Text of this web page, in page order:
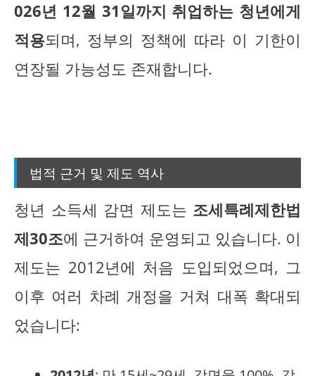
026년 12월 31일까지 취업하는 청년에게
적용되며, 정부의 정책에 따라 이 기한이
연장될 가능성도 존재합니다.
법적 근거 및 제도 역사
청년 소득세 감면 제도는 조세특례제한법
제30조에 근거하여 운영되고 있습니다. 이
제도는 2012년에 처음 도입되었으며, 그
이후 여러 차례 개정을 거쳐 대폭 확대되
었습니다: